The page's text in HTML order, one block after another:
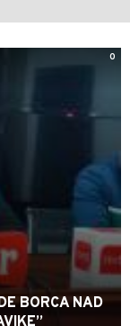
0
BORCA NAD